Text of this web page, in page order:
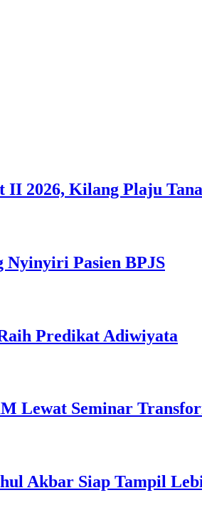
2026, Kilang Plaju
Nyinyiri Pasien BPJS
Predikat Adiwiyata
Lewat Seminar
Akbar Siap Tampil